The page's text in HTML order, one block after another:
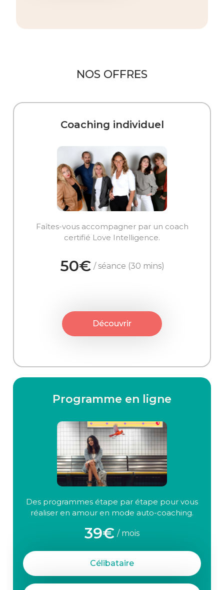
NOS OFFRES
Coaching individuel
Faîtes-vous accompagner par un coach
certifié Love Intelligence.
50€ / séance (30 mins)
Découvrir
Programme en ligne
Des programmes étape par étape pour vous
réaliser en amour en mode auto-coaching.
39€ / mois
Célibataire